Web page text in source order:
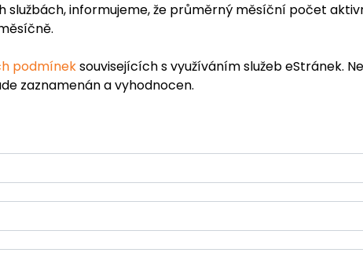
službách, informujeme, že průměrný měsíční počet
podmíneksouvisejících s využíváním služeb eStránek.
zaznamenán a vyhodnocen.